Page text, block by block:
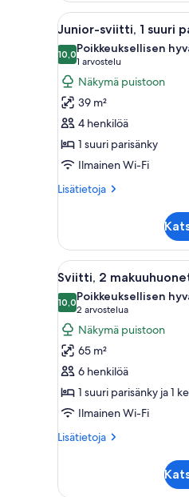
(Gardeners)
Avaa
kaikki
huonetyypin
Junior-
sviitti,
1
suuri
parisänky,
takka
kuvat
2
Junior-sviitti, 1 suuri
10,010,0 kautta 10
Poikkeuksellisen
1 arvostelu
(1
arvostelu)
Näkymä puistoon
39 m²
4 henkilöä
1 suuri parisänky
Ilmainen Wi-Fi
Lisätietoja
Lisätietoja
1
suuri
parisänky,
takka
Avaa
kaikki
huonetyypin
Sviitti,
2
makuuhuonetta
kuvat
4
Sviitti, 2
10,010,0 kautta 10
Poikkeuksellisen
2 arvostelua
(2
arvostelua)
Näkymä puistoon
65 m²
6 henkilöä
1 suuri parisänky ja 1
Ilmainen Wi-Fi
Lisätietoja
Lisätietoja
makuuhuonetta